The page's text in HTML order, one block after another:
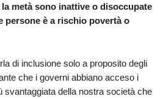
metà sono inattive o disoccupate
persone è a rischio povertà o
di inclusione solo a proposito degli
che i governi abbiano acceso i
svantaggiata della nostra società che